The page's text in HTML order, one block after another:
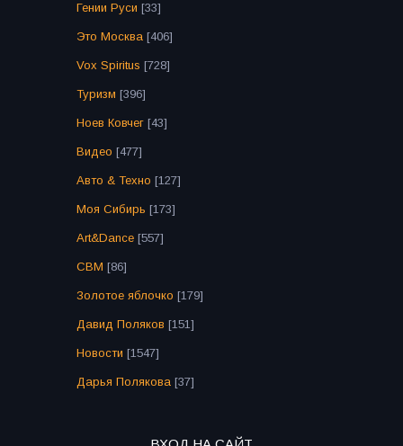
Гении Руси [33]
Это Москва [406]
Vox Spiritus [728]
Туризм [396]
Ноев Ковчег [43]
Видео [477]
Авто & Техно [127]
Моя Сибирь [173]
Art&Dance [557]
СВМ [86]
Золотое яблочко [179]
Давид Поляков [151]
Новости [1547]
Дарья Полякова [37]